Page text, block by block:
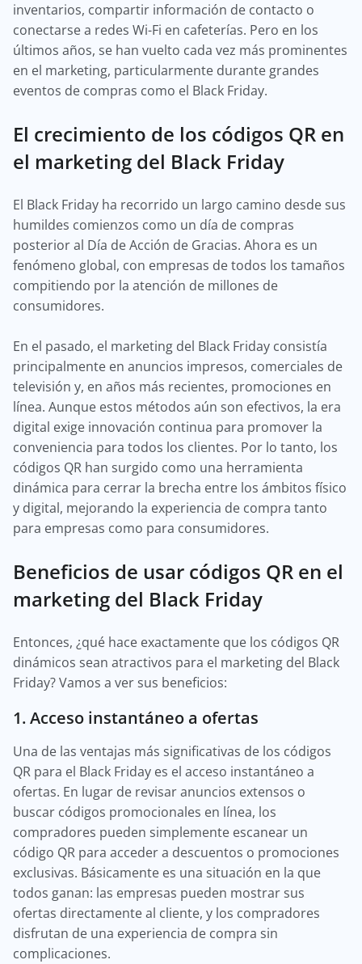
inventarios, compartir información de contacto o
conectarse a redes Wi-Fi en cafeterías. Pero en los
últimos años, se han vuelto cada vez más prominentes
en el marketing, particularmente durante grandes
eventos de compras como el Black Friday.
El crecimiento de los códigos QR en
el marketing del Black Friday
El Black Friday ha recorrido un largo camino desde sus
humildes comienzos como un día de compras
posterior al Día de Acción de Gracias. Ahora es un
fenómeno global, con empresas de todos los tamaños
compitiendo por la atención de millones de
consumidores.
En el pasado, el marketing del Black Friday consistía
principalmente en anuncios impresos, comerciales de
televisión y, en años más recientes, promociones en
línea. Aunque estos métodos aún son efectivos, la era
digital exige innovación continua para promover la
conveniencia para todos los clientes. Por lo tanto, los
códigos QR han surgido como una herramienta
dinámica para cerrar la brecha entre los ámbitos físico
y digital, mejorando la experiencia de compra tanto
para empresas como para consumidores.
Beneficios de usar códigos QR en el
marketing del Black Friday
Entonces, ¿qué hace exactamente que los códigos QR
dinámicos sean atractivos para el marketing del Black
Friday? Vamos a ver sus beneficios:
1. Acceso instantáneo a ofertas
Una de las ventajas más significativas de los códigos
QR para el Black Friday es el acceso instantáneo a
ofertas. En lugar de revisar anuncios extensos o
buscar códigos promocionales en línea, los
compradores pueden simplemente escanear un
código QR para acceder a descuentos o promociones
exclusivas. Básicamente es una situación en la que
todos ganan: las empresas pueden mostrar sus
ofertas directamente al cliente, y los compradores
disfrutan de una experiencia de compra sin
complicaciones.